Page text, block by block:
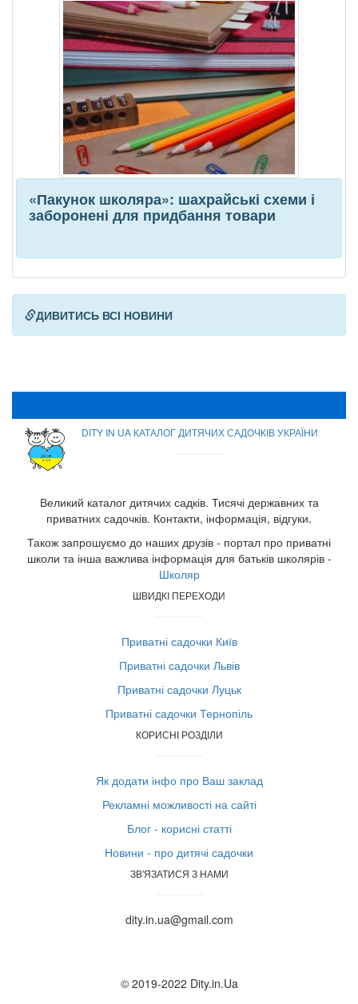
«Пакунок школяра»: шахрайські схеми і
заборонені для придбання товари
ДИВИТИСЬ ВСІ НОВИНИ
DITY IN UA КАТАЛОГ ДИТЯЧИХ САДОЧКІВ УКРАЇНИ
Великий каталог дитячих садків. Тисячі державних та
приватних садочків. Контакти, інформація, відгуки.
Також запрошуємо до наших друзів - портал про приватні
школи та інша важлива інформація для батьків школярів -
Школяр
ШВИДКІ ПЕРЕХОДИ
Приватні садочки Київ
Приватні садочки Львів
Приватні садочки Луцьк
Приватні садочки Тернопіль
КОРИСНІ РОЗДІЛИ
Як додати інфо про Ваш заклад
Рекламні можливості на сайті
Блог - корисні статті
Новини - про дитячі садочки
ЗВ'ЯЗАТИСЯ З НАМИ
dity.in.ua@gmail.com
© 2019-2022 Dity.in.Ua